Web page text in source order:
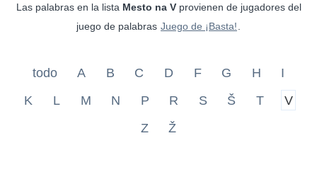
Las palabras en la lista Mesto na Vprovienen de jugadores del
juego de palabras Juego de ¡Basta!
todo A B C D F G H
I
K
L M N P R S Š T
V
Z
Ž